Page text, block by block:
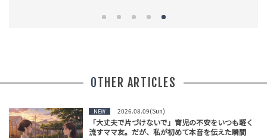
OTHER ARTICLES
NEW 2026.08.09(Sun)
「大丈夫で片づけないで」育児の不安をいつも軽く
流すママ友。だが、私が初めて本音を伝えた瞬間